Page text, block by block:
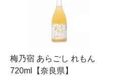
梅乃宿 あらごし れもん
720ml【奈良県】